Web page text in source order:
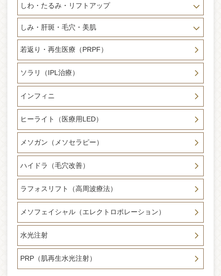
ディカルスパ単品メニュー20％OFFクーポンもプレゼント。
顔のお悩みご相談は、フェイスリフト リフトアップ専門医
師達におまかせください。
2024-11-08
新手術のお知らせ 20〜40代の方に適用 切開式ミニリフト手
術リリース致しました。切開式フェイスリフトをしたいけど
ダウンタイム期間が長く取れない。糸に疲れた、ハイフの効
は驚きの1週間〜2週間。当院最新技術でお手頃で本格的な切
開式フェイスリフト術が登場しました。
2024-11-05
メディア掲載のお知らせ otonaMUSEオンラインに掲載「肌を
切らずにクマ改善を目指す！」 ペレヴェで目周りケアでスッ
キリお肌に。otonaMUSEライター様がご体験くださり記事に
していただきました。
2024-10-03
メディア掲載のお知らせ 9月28日発売 GLOW 11月号 目元
施術で「ツヤ活」特集にて当院及び新目元ケア施術 ペレル
ック（ペレヴェ＋ジュベルック）が紹介されました。
2024-09-16
・骨切り後のたるみが気になる方・糸リフトでもうご満足頂
けない方・ハイフ疲れを感じる方、是非ご相談ください。
「モニター条件 20代～30代 切開式フェイスリフト未経験
しわ・たるみ・リフトアップ
しみ・肝斑・毛穴・美肌
若返り・再生医療（PRPF）
ソラリ（IPL治療）
インフィニ
ヒーライト（医療用LED）
メソガン（メソセラピー）
ハイドラ（毛穴改善）
ラフォスリフト（高周波療法）
メソフェイシャル（エレクトロポレーション）
水光注射
PRP（肌再生水光注射）